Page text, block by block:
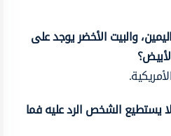
والبيت الأخضر يوجد على
يستطيع الشخص الرد عليه فما